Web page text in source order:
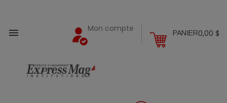
 PANIER0,00 $
Mon compte